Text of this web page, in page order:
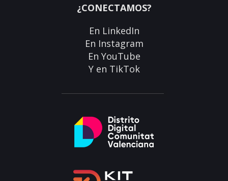
¿CONECTAMOS?
En LinkedIn
En Instagram
En YouTube
Y en TikTok